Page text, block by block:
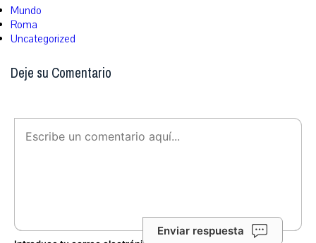
Mundo
Roma
Uncategorized
Deje su Comentario
Enviar respuesta